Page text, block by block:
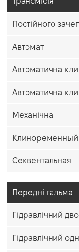
Постійного
Автомат
Автоматична
Автоматична
Механічна
Клиноременный
Секвентальная
Передні гальма
Гідравлічний
Гідравлічний